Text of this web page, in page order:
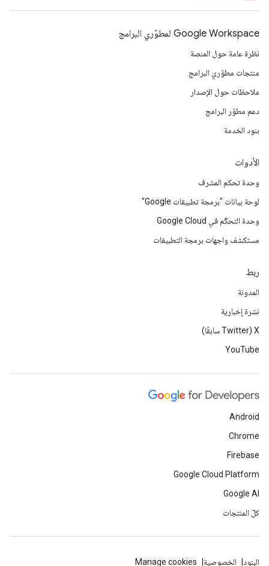
Google Workspace لمطوّري البرامج
نظرة عامة حول المنصة
منتجات مطوّري البرامج
ملاحظات حول الإصدار
دعم مطوّر البرامج
بنود الخدمة
الأدوات
وحدة تحكم المشرف
لوحة بيانات "برمجة تطبيقات Google"
وحدة التحكّم في Google Cloud
مستكشف واجهات برمجة التطبيقات
ربط
المدونة
نشرة إخبارية
‫X ‏(Twitter سابقًا)
YouTube
Android
Chrome
Firebase
Google Cloud Platform
Google AI
كلّ المنتجات
البنود الخصوصية Manage cookies